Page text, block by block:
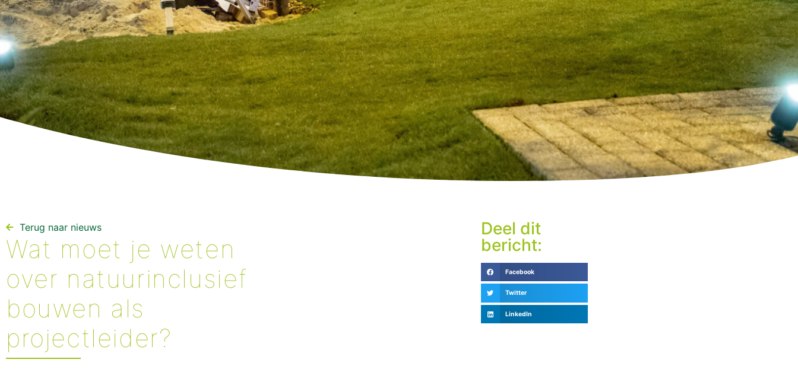
Terug naar nieuws​
Wat moet je weten
over natuurinclusief
bouwen als
projectleider?
Deel dit
bericht:
Facebook
Twitter
LinkedIn